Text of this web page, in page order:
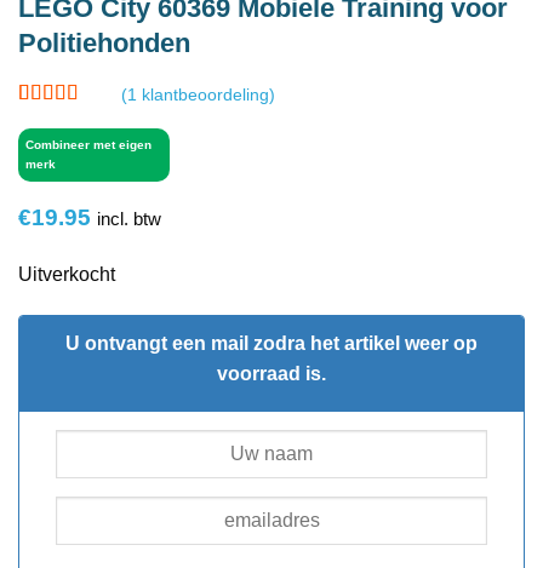
LEGO City 60369 Mobiele Training voor
Politiehonden
5op 5
gebaseerd
opklant
(1 klantbeoordeling)
Combineer met eigen
merk
€19.95 incl. btw
Uitverkocht
U ontvangt een mail zodra het artikel weer op
voorraad is.